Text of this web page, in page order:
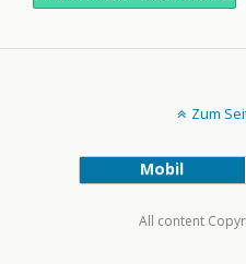
Zum
Mobil
All content